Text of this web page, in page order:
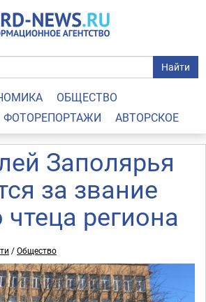
Найти
ОБЩЕСТВО
ФОТОРЕПОРТАЖИ АВТОРСКОЕ
Заполярья
за звание
региона
/Общество